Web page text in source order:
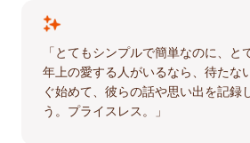
「とてもシンプルで簡単なのに、と
年上の愛する人がいるなら、待たな
ぐ始めて、彼らの話や思い出を記録
う。プライスレス。」